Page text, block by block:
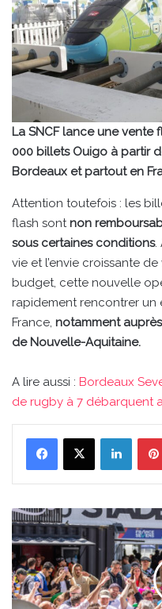
La SNCF lance une
000 billets Ouigo à partir
Bordeaux et partout en
Attention toutefois : les
flash sontnon
sous certaines conditions.
vie et l’envie croissante
budget, cette nouvelle
rapidement rencontrer un
France, notamment
de Nouvelle-Aquitaine.
A lire aussi : Bordeaux
de rugby à 7 débarquent
Bordeaux
Sevens
2026
:
les
finales